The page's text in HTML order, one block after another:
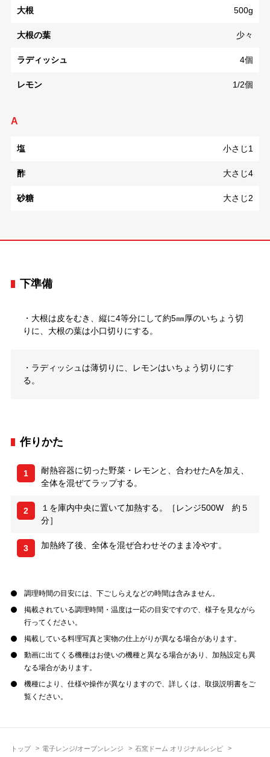
トップ 電子レンジ/オーブンレンジ
石窯ドーム オリジナルレシピ
大根 500g
大根の葉 少々
ラディッシュ 4個
レモン 1/2個
A
塩 小さじ1
酢 大さじ4
砂糖 大さじ2
下準備
・大根は皮をむき、縦に4等分にして約5㎜厚のいちょう切
りに、大根の葉は小口切りにする。
・ラディッシュは薄切りに、レモンはいちょう切りにす
る。
作りかた
1
耐熱容器に切った野菜・レモンと、合わせたAを加え、
全体を混ぜてラップする。
2
１を庫内中央に置いて加熱する。［レンジ500W 約５
分］
3 加熱終了後、全体を混ぜ合わせそのまま冷やす。
調理時間の目安には、下ごしらえなどの時間は含みません。
掲載されている調理時間・温度は一応の目安ですので、様子を見ながら
行ってください。
掲載している料理写真と実物の仕上がりが異なる場合があります。
動画に出てくる機種はお使いの機種と異なる場合があり、加熱設定も異
なる場合があります。
機種により、仕様や操作が異なりますので、詳しくは、取扱説明書をご
覧ください。